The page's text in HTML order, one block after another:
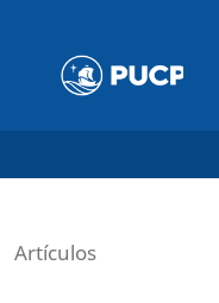
Artículos